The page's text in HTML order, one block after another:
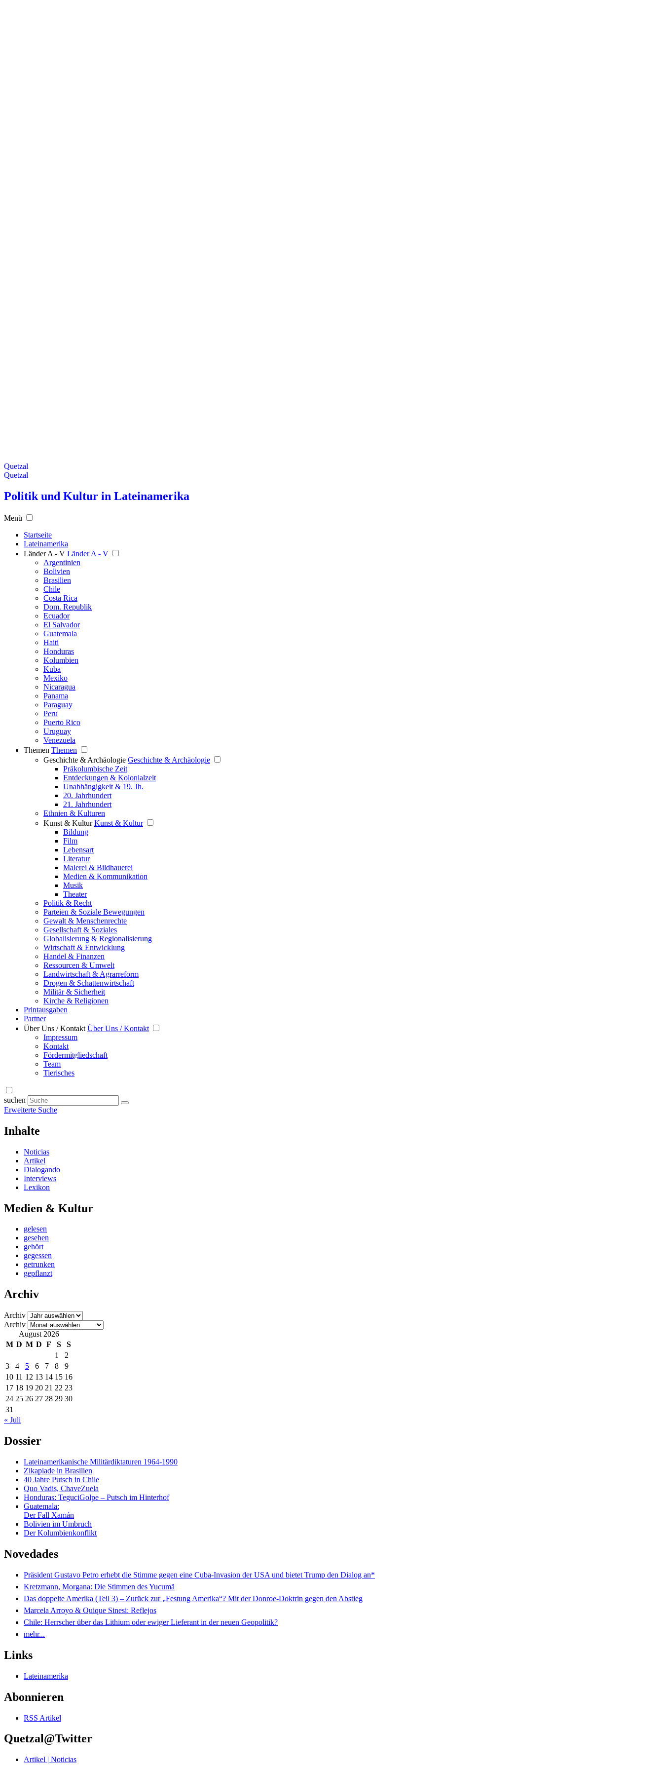
Quetzal
Quetzal
Politik und Kultur in Lateinamerika
Menü
Startseite
Lateinamerika
Länder A - V Länder A - V
Argentinien
Bolivien
Brasilien
Chile
Costa Rica
Dom. Republik
Ecuador
El Salvador
Guatemala
Haiti
Honduras
Kolumbien
Kuba
Mexiko
Nicaragua
Panama
Paraguay
Peru
Puerto Rico
Uruguay
Venezuela
Themen Themen
Geschichte & Archäologie Geschichte & Archäologie
Präkolumbische Zeit
Entdeckungen & Kolonialzeit
Unabhängigkeit & 19. Jh.
20. Jahrhundert
21. Jahrhundert
Ethnien & Kulturen
Kunst & Kultur Kunst & Kultur
Bildung
Film
Lebensart
Literatur
Malerei & Bildhauerei
Medien & Kommunikation
Musik
Theater
Politik & Recht
Parteien & Soziale Bewegungen
Gewalt & Menschenrechte
Gesellschaft & Soziales
Globalisierung & Regionalisierung
Wirtschaft & Entwicklung
Handel & Finanzen
Ressourcen & Umwelt
Landwirtschaft & Agrarreform
Drogen & Schattenwirtschaft
Militär & Sicherheit
Kirche & Religionen
Printausgaben
Partner
Über Uns / Kontakt Über Uns / Kontakt
Impressum
Kontakt
Fördermitgliedschaft
Team
Tierisches
suchen
Erweiterte Suche
Inhalte
Noticias
Artikel
Dialogando
Interviews
Lexikon
Medien & Kultur
gelesen
gesehen
gehört
gegessen
getrunken
gepflanzt
Archiv
Archiv
Archiv
August 2026
M D M D F S
S
1
2
3
4 5 6 7 8
9
10 11 12 13 14 15 16
17 18 19 20 21 22 23
24 25 26 27 28 29 30
31
« Juli
Dossier
Lateinamerikanische Militärdiktaturen 1964-1990
Zikapiade in Brasilien
40 Jahre Putsch in Chile
Quo Vadis, ChaveZuela
Honduras: TeguciGolpe – Putsch im Hinterhof
Guatemala:
Der Fall Xamán
Bolivien im Umbruch
Der Kolumbienkonflikt
Novedades
Präsident Gustavo Petro erhebt die Stimme gegen eine Cuba-Invasion der USA und bietet Trump den Dialog an*
Kretzmann, Morgana: Die Stimmen des Yucumã
Das doppelte Amerika (Teil 3) – Zurück zur „Festung Amerika“? Mit der Donroe-Doktrin gegen den Abstieg
Marcela Arroyo & Quique Sinesi: Reflejos
Chile: Herrscher über das Lithium oder ewiger Lieferant in der neuen Geopolitik?
mehr...
Links
Lateinamerika
Abonnieren
RSS Artikel
Quetzal@Twitter
Artikel | Noticias